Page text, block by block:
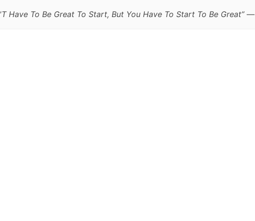
Have To Be Great To Start, But You Have To Start To Be Great”—